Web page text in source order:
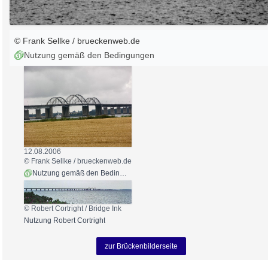
© Frank Sellke / brueckenweb.de
Nutzung gemäß den Bedingungen
12.08.2006
© Frank Sellke / brueckenweb.de
Nutzung gemäß den Bedingungen
© Robert Cortright / Bridge Ink
Nutzung Robert Cortright
zur Brückenbilderseite